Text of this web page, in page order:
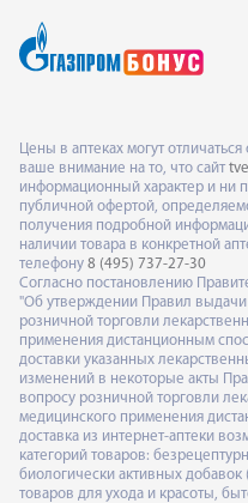
Цены в аптеках могут
ваше внимание на то, что сайт
информационный характер и ни
публичной офертой,
получения подробной
наличии товара в конкретной
телефону 8 (495) 737-27-30
Согласно постановлению
"Об утверждении Правил
розничной торговли
применения дистанционным
доставки указанных
изменений в некоторые акты
вопросу розничной торговли
медицинского применения
доставка из интернет-аптеки
категорий товаров:
биологически активных
товаров для ухода и красоты,